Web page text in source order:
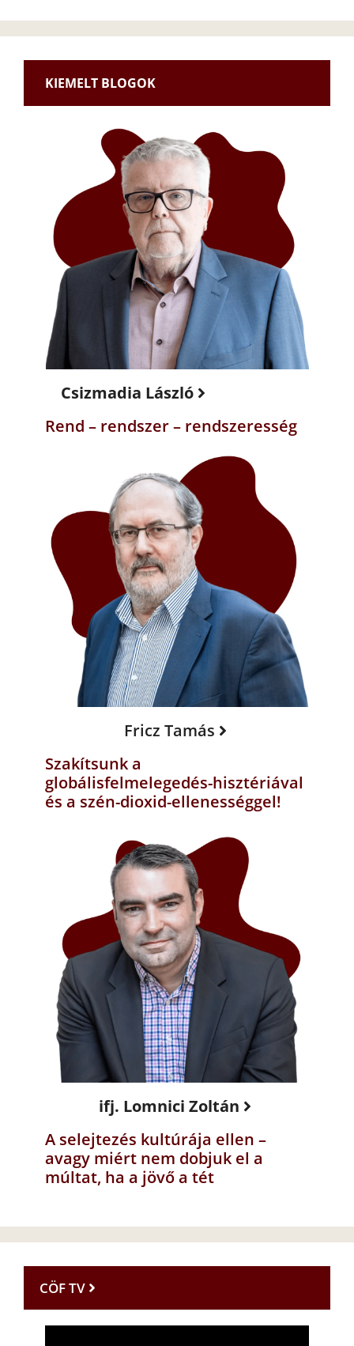
KIEMELT BLOGOK
Csizmadia László
Rend – rendszer – rendszeresség
Fricz Tamás
Szakítsunk a
globálisfelmelegedés-hisztériával
és a szén-dioxid-ellenességgel!
ifj. Lomnici Zoltán
A selejtezés kultúrája ellen –
avagy miért nem dobjuk el a
múltat, ha a jövő a tét
CÖF TV